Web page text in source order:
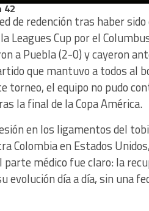
42
de redención tras haber
Leagues Cup por el
a Puebla (2-0) y cayeron
que mantuvo a todos al
torneo, el equipo no pudo
la final de la Copa América.
en los ligamentos del
Colombia en Estados
médico fue claro: la
evolución día a día, sin una